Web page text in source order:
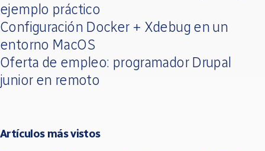
ejemplo práctico
Configuración Docker + Xdebug en un
entorno MacOS
Oferta de empleo: programador Drupal
junior en remoto
Artículos más vistos